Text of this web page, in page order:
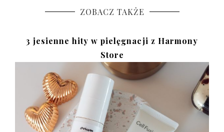
ZOBACZ TAKŻE
3 jesienne hity w pielęgnacji z Harmony
Store